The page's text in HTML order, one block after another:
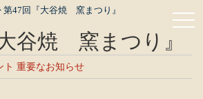
第47回『大谷焼 窯まつり』
谷焼 窯まつり』
ト 重要なお知らせ